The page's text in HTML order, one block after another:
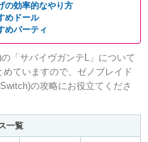
の効率的なやり方
めドール
めパーティ
「サバイヴガンテL」について
ていますので、ゼノブレイド
の攻略にお役立てくださ
一覧